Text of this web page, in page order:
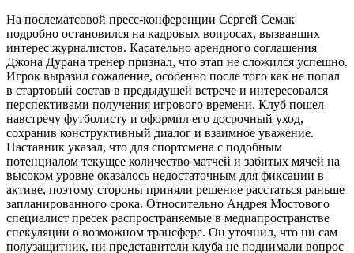
На послематсовой пресс-конференции Сергей Семак
подробно остановился на кадровых вопросах, вызвавших
интерес журналистов. Касательно арендного соглашения
Джона Дурана тренер признал, что этап не сложился успешно.
Игрок выразил сожаление, особенно после того как не попал
в стартовый состав в предыдущей встрече и интересовался
перспективами получения игрового времени. Клуб пошел
навстречу футболисту и оформил его досрочный уход,
сохранив конструктивный диалог и взаимное уважение.
Наставник указал, что для спортсмена с подобным
потенциалом текущее количество матчей и забитых мячей на
высоком уровне оказалось недостаточным для фиксации в
активе, поэтому стороны приняли решение расстаться раньше
запланированного срока. Относительно Андрея Мостового
специалист пресек распространяемые в медиапространстве
спекуляции о возможном трансфере. Он уточнил, что ни сам
полузащитник, ни представители клуба не поднимали вопрос